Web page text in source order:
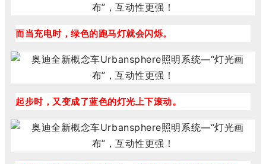
而当充电时，绿色的跑马灯就会闪烁。
起步时，又变成了蓝色的灯光上下滚动。